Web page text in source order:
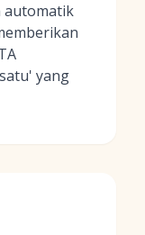
automatik
yang